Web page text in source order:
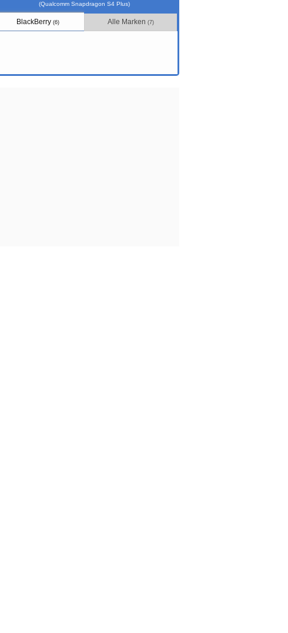
(Qualcomm Snapdragon S4 Plus)
BlackBerry (6) Alle Marken (7)